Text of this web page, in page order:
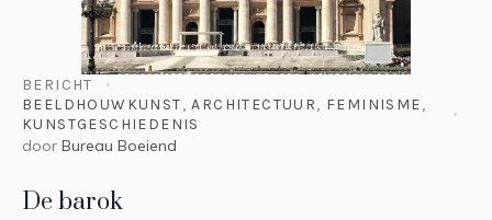
BERICHT
BEELDHOUWKUNST,ARCHITECTUUR, FEMINISME,
KUNSTGESCHIEDENIS
door Bureau Boeiend
De barok